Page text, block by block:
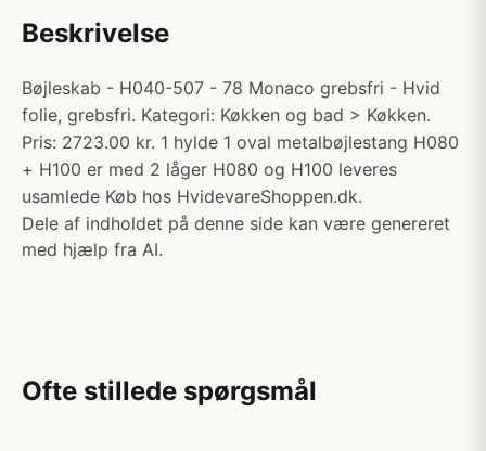
Beskrivelse
Bøjleskab - H040-507 - 78 Monaco grebsfri - Hvid
folie, grebsfri. Kategori: Køkken og bad > Køkken.
Pris: 2723.00 kr. 1 hylde 1 oval metalbøjlestang H080
+ H100 er med 2 låger H080 og H100 leveres
usamlede Køb hos HvidevareShoppen.dk.
Dele af indholdet på denne side kan være genereret
med hjælp fra AI.
Ofte stillede spørgsmål